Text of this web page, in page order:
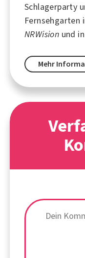
Schlagerparty
Fernsehgarten
NRWision und
Mehr